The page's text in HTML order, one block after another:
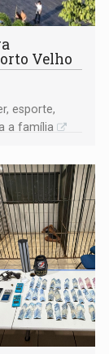
Velho
esporte,
a família